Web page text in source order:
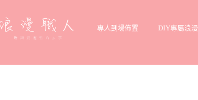
專人到場佈置 DIY專屬浪漫